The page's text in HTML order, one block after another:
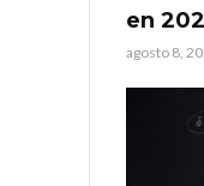
en
agosto 8,